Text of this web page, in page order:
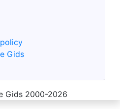
Gids
Gids 2000-2026